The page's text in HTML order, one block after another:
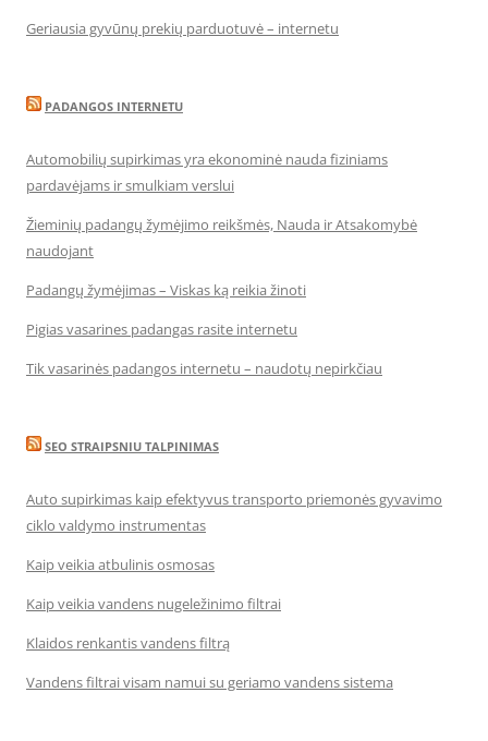
Geriausia gyvūnų prekių parduotuvė – internetu
PADANGOS INTERNETU
Automobilių supirkimas yra ekonominė nauda fiziniams
pardavėjams ir smulkiam verslui
Žieminių padangų žymėjimo reikšmės, Nauda ir Atsakomybė
naudojant
Padangų žymėjimas – Viskas ką reikia žinoti
Pigias vasarines padangas rasite internetu
Tik vasarinės padangos internetu – naudotų nepirkčiau
SEO STRAIPSNIU TALPINIMAS
Auto supirkimas kaip efektyvus transporto priemonės gyvavimo
ciklo valdymo instrumentas
Kaip veikia atbulinis osmosas
Kaip veikia vandens nugeležinimo filtrai
Klaidos renkantis vandens filtrą
Vandens filtrai visam namui su geriamo vandens sistema